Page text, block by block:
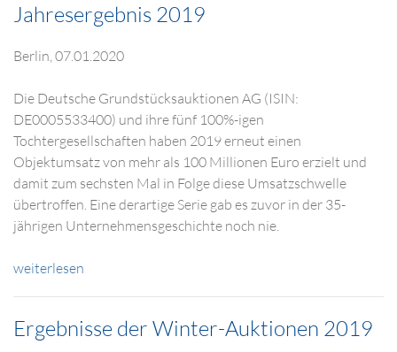
Jahresergebnis 2019
Berlin, 07.01.2020
Die Deutsche Grundstücksauktionen AG (ISIN:
DE0005533400) und ihre fünf 100%-igen
Tochtergesellschaften haben 2019 erneut einen
Objektumsatz von mehr als 100 Millionen Euro erzielt und
damit zum sechsten Mal in Folge diese Umsatzschwelle
übertroffen. Eine derartige Serie gab es zuvor in der 35-
jährigen Unternehmensgeschichte noch nie.
weiterlesen
Ergebnisse der Winter-Auktionen 2019